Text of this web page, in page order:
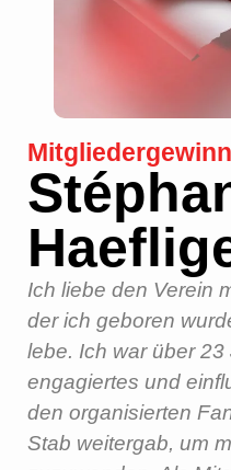
Ich liebe den Verein
der ich geboren
lebe. Ich war über
engagiertes und
den organisierten
Stab weitergab, um